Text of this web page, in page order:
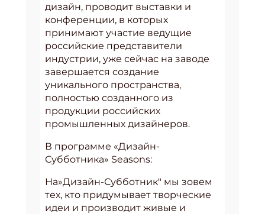
дизайн, проводит выставки и
конференции, в которых
принимают участие ведущие
российские представители
индустрии, уже сейчас на заводе
завершается создание
уникального пространства,
полностью созданного из
продукции российских
промышленных дизайнеров.
В программе «Дизайн-
Субботника» Seasons:
На»Дизайн-Субботник" мы зовем
тех, кто придумывает творческие
идеи и производит живые и